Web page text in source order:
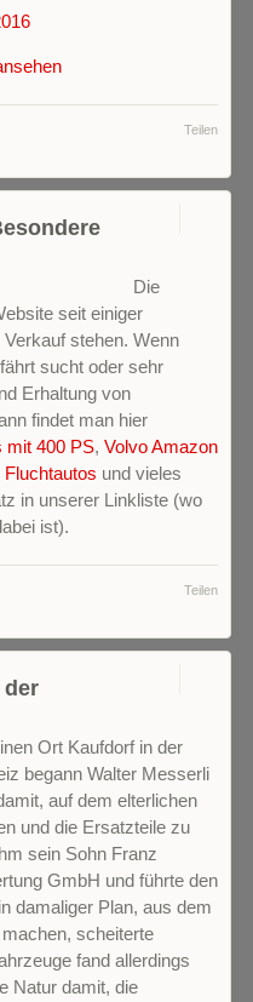
Teilen
Die
seit einiger
stehen. Wenn
sucht oder sehr
Erhaltung von
findet man hier
mit 400 PS, Volvo Amazon
Fluchtautos und vieles
in unserer Linkliste (wo
ist).
Teilen
Ort Kaufdorf in der
begann Walter Messerli
auf dem elterlichen
und die Ersatzteile zu
sein Sohn Franz
GmbH und führte den
damaliger Plan, aus dem
scheiterte
fand allerdings
Natur damit, die